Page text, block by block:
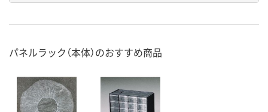
パネルラック（本体）のおすすめ商品